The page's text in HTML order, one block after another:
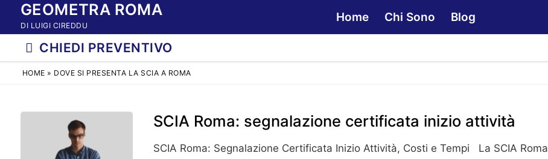
contenuto
GEOMETRA ROMA
DI LUIGI CIREDDU
Home Chi Sono Blog
CHIEDI PREVENTIVO
HOME » DOVE SI PRESENTA LA SCIA A ROMA
SCIA Roma: segnalazione certificata inizio attività
SCIA Roma: Segnalazione Certificata Inizio Attività, Costi e Tempi La SCIA Roma